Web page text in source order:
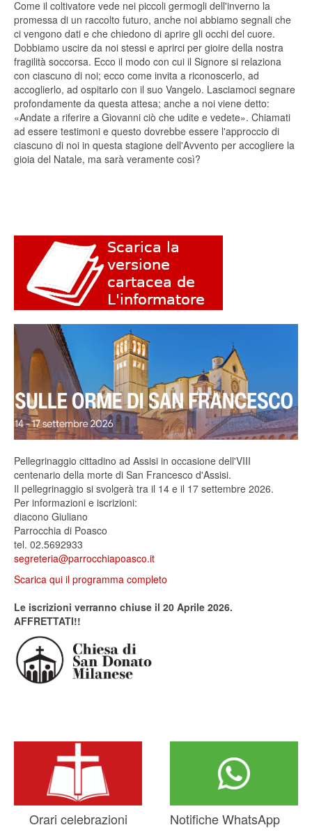
Come il coltivatore vede nei piccoli germogli dell'inverno la
promessa di un raccolto futuro, anche noi abbiamo segnali che
ci vengono dati e che chiedono di aprire gli occhi del cuore.
Dobbiamo uscire da noi stessi e aprirci per gioire della nostra
fragilità soccorsa. Ecco il modo con cui il Signore si relaziona
con ciascuno di noi; ecco come invita a riconoscerlo, ad
accoglierlo, ad ospitarlo con il suo Vangelo. Lasciamoci segnare
profondamente da questa attesa; anche a noi viene detto:
«Andate a riferire a Giovanni ciò che udite e vedete». Chiamati
ad essere testimoni e questo dovrebbe essere l'approccio di
ciascuno di noi in questa stagione dell'Avvento per accogliere la
gioia del Natale, ma sarà veramente così?
Pellegrinaggio cittadino ad Assisi in occasione dell'VIII
centenario della morte di San Francesco d'Assisi.
Il pellegrinaggio si svolgerà tra il 14 e il 17 settembre 2026.
Per informazioni e iscrizioni:
diacono Giuliano
Parrocchia di Poasco
tel. 02.5692933
segreteria@parrocchiapoasco.it
Scarica qui il programma completo
Le iscrizioni verranno chiuse il 20 Aprile 2026.
AFFRETTATI!!
Orari celebrazioni Notifiche WhatsApp